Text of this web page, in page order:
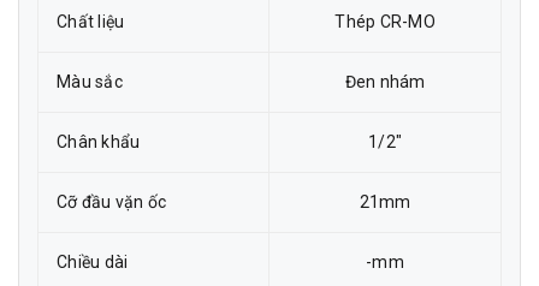
Chất liệu Thép CR-MO
Màu sắc Đen nhám
Chân khẩu 1/2"
Cỡ đầu vặn ốc 21mm
Chiều dài -mm